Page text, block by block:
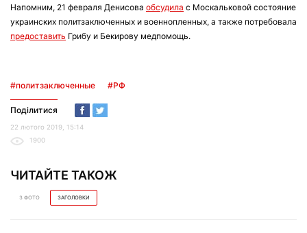
Напомним, 21 февраля Денисова обсудила с Москальковой состояние
украинских политзаключенных и военнопленных, а также потребовала
предоставить Грибу и Бекирову медпомощь.
#политзаключенные #РФ
Поділитися
22 лютого 2019, 15:14
1900
ЧИТАЙТЕ ТАКОЖ
З ФОТО ЗАГОЛОВКИ